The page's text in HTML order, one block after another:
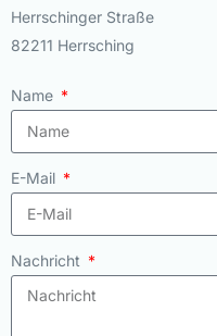
Herrschinger Straße
82211 Herrsching
Name
E-Mail
Nachricht